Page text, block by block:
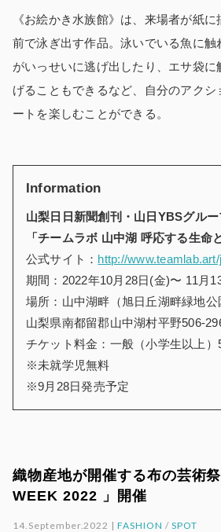
《お絵かき水族館》は、来場者が紙
前で泳ぎ出す作品。泳いでいる魚に触
がいっせいに逃げ出したり、エサ袋に
げることもできるなど、自分のアクシ
ートを楽しむことができる。
Information
山梨日日新聞創刊・山日YBSグル
「チームラボ 山中湖 呼応する生命
公式サイト： http://
期間：2022年10月28日(金)〜 11月
場所：山中湖畔（旭日丘湖畔緑地公
山梨県南都留郡山中湖村平野506-
チケット料金：一般（小学生以上）
※未就学児無料
※9月28日発売予定
織物産地が開催する布の芸術
WEEK 2022 」開催
14.September.2022 |FASHION / SPOT